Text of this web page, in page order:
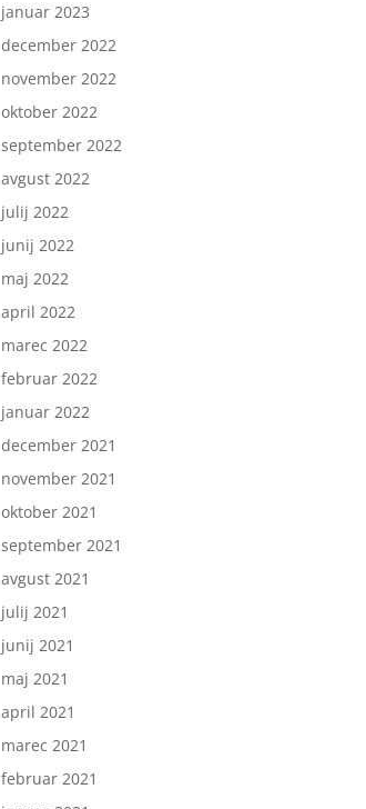
januar 2023
december 2022
november 2022
oktober 2022
september 2022
avgust 2022
julij 2022
junij 2022
maj 2022
april 2022
marec 2022
februar 2022
januar 2022
december 2021
november 2021
oktober 2021
september 2021
avgust 2021
julij 2021
junij 2021
maj 2021
april 2021
marec 2021
februar 2021